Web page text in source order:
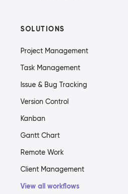
SOLUTIONS
Project Management
Task Management
Issue & Bug Tracking
Version Control
Kanban
Gantt Chart
Remote Work
Client Management
View all workflows